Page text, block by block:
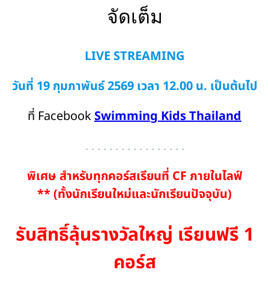
จัดเต็ม
LIVE STREAMING
วันที่ 19 กุมภาพันธ์ 2569 เวลา 12.00 น. เป็นต้นไป
ที่ FacebookSwimming Kids Thailand
. . . . . . . . . . . . . . . . .
พิเศษ สำหรับทุกคอร์สเรียนที่ CF ภายในไลฟ์
** (ทั้งนักเรียนใหม่และนักเรียนปัจจุบัน)
รับสิทธิ์ลุ้นรางวัลใหญ่ เรียนฟรี 1
คอร์ส